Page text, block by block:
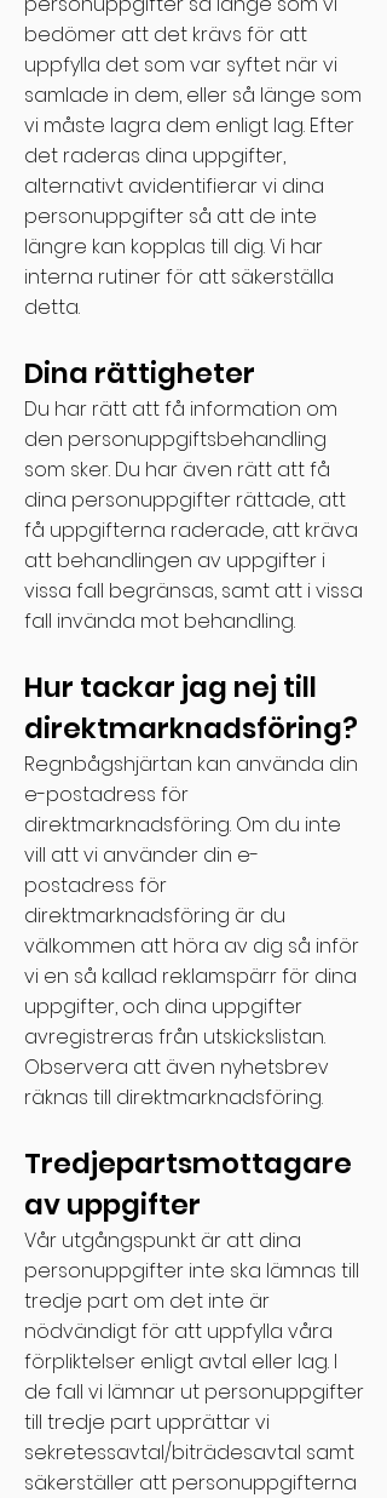
bedömer att det krävs för att
uppfylla det som var syftet när vi
samlade in dem, eller så länge som
vi måste lagra dem enligt lag. Efter
det raderas dina uppgifter,
alternativt avidentifierar vi dina
personuppgifter så att de inte
längre kan kopplas till dig. Vi har
interna rutiner för att säkerställa
detta.
Dina rättigheter
Du har rätt att få information om
den personuppgiftsbehandling
som sker. Du har även rätt att få
dina personuppgifter rättade, att
få uppgifterna raderade, att kräva
att behandlingen av uppgifter i
vissa fall begränsas, samt att i vissa
fall invända mot behandling.
Hur tackar jag nej till
direktmarknadsföring?
Regnbågshjärtan kan använda din
e-postadress för
direktmarknadsföring. Om du inte
vill att vi använder din e-
postadress för
direktmarknadsföring är du
välkommen att höra av dig så inför
vi en så kallad reklamspärr för dina
uppgifter, och dina uppgifter
avregistreras från utskickslistan.
Observera att även nyhetsbrev
räknas till direktmarknadsföring.
Tredjepartsmottagare
av uppgifter
Vår utgångspunkt är att dina
personuppgifter inte ska lämnas till
tredje part om det inte är
nödvändigt för att uppfylla våra
förpliktelser enligt avtal eller lag. I
de fall vi lämnar ut personuppgifter
till tredje part upprättar vi
sekretessavtal/biträdesavtal samt
säkerställer att personuppgifterna